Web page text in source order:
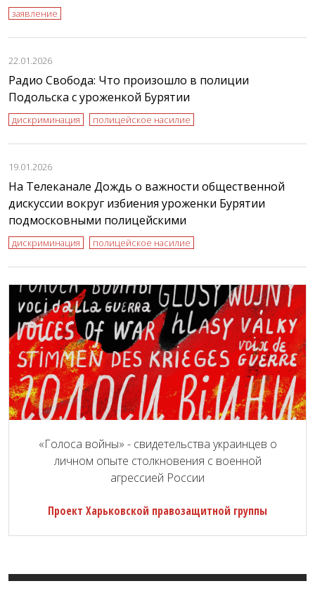
заявление
22.01.2026
Радио Свобода: Что произошло в полиции
Подольска с уроженкой Бурятии
дискриминация полицейское насилие
19.01.2026
На Телеканале Дождь о важности общественной
дискуссии вокруг избиения уроженки Бурятии
подмосковными полицейскими
дискриминация полицейское насилие
«Голоса войны» - свидетельства украинцев о
личном опыте столкновения с военной
агрессией России
Проект Харьковской правозащитной группы